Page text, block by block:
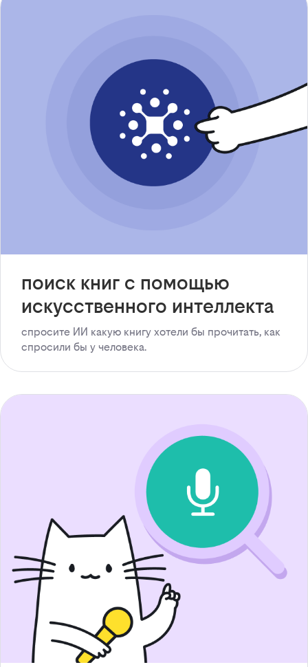
поиск книг с помощью
искусственного интеллекта
спросите ИИ какую книгу хотели бы прочитать, как
спросили бы у человека.